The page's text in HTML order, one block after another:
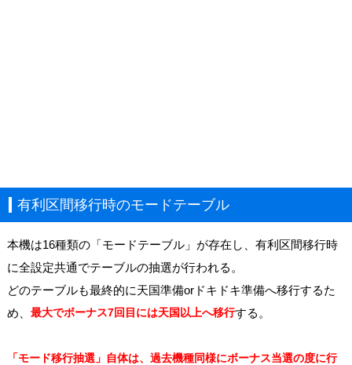
有利区間移行時のモードテーブル
本機は16種類の「モードテーブル」が存在し、有利区間移行時
に全設定共通でテーブルの抽選が行われる。
どのテーブルも最終的に天国準備orドキドキ準備へ移行するた
め、 最大でボーナス7回目には天国以上へ移行する。
「モード移行抽選」自体は、過去機種同様にボーナス当選の度に行